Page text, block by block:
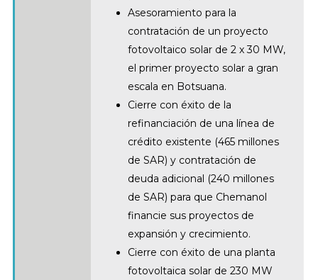
Asesoramiento para la
contratación de un proyecto
fotovoltaico solar de 2 x 30 MW,
el primer proyecto solar a gran
escala en Botsuana.
Cierre con éxito de la
refinanciación de una línea de
crédito existente (465 millones
de SAR) y contratación de
deuda adicional (240 millones
de SAR) para que Chemanol
financie sus proyectos de
expansión y crecimiento.
Cierre con éxito de una planta
fotovoltaica solar de 230 MW